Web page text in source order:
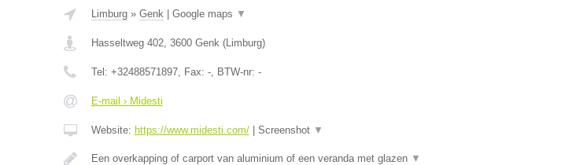
Limburg» Genk| Google maps ▼
Hasseltweg 402, 3600 Genk(Limburg)
Tel: +32488571897, Fax: -, BTW-nr: -
E-mail › Midesti
Website: https://www.midesti.com/| Screenshot ▼
Een overkapping of carport van aluminium of een veranda met glazen ▼